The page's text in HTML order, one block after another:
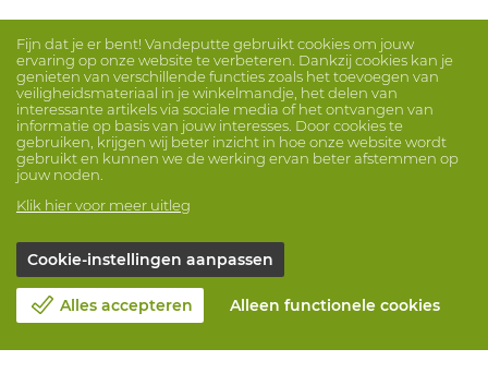
Fijn dat je er bent! Vandeputte gebruikt cookies om jouw
ervaring op onze website te verbeteren. Dankzij cookies kan je
genieten van verschillende functies zoals het toevoegen van
veiligheidsmateriaal in je winkelmandje, het delen van
interessante artikels via sociale media of het ontvangen van
informatie op basis van jouw interesses. Door cookies te
gebruiken, krijgen wij beter inzicht in hoe onze website wordt
gebruikt en kunnen we de werking ervan beter afstemmen op
jouw noden.
Klik hier voor meer uitleg
Cookie-instellingen aanpassen
Alles accepteren Alleen functionele cookies